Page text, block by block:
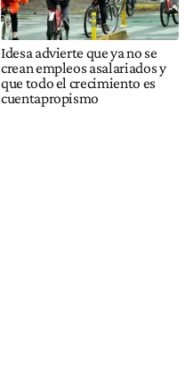
Idesa advierte que ya no se
crean empleos asalariados y
que todo el crecimiento es
cuentapropismo